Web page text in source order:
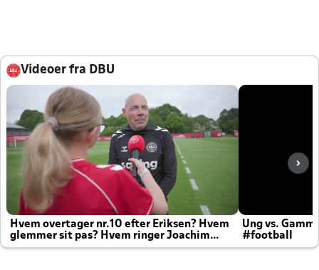
Videoer fra DBU
Hvem overtager nr.10 efter Eriksen? Hvem
glemmer sit pas? Hvem ringer Joachim
altid til efter kampe?
Ung vs.
#football